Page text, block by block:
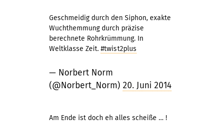
Geschmeidig durch den Siphon, exakte
Wuchthemmung durch präzise
berechnete Rohrkrümmung. In
Weltklasse Zeit. #twist2plus
— Norbert Norm
(@Norbert_Norm) 20. Juni 2014
Am Ende ist doch eh alles scheiße … !